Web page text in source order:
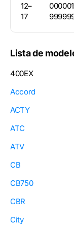
12–
17
Lista de
400EX
Accord
ACTY
ATC
ATV
CB
CB750
CBR
City